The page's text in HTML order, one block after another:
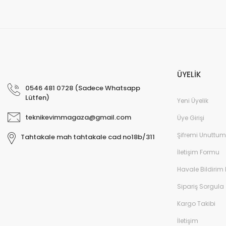
0546 481 0728 (Sadece Whatsapp
Lütfen)
teknikevimmagaza@gmail.com
Tahtakale mah tahtakale cad no18b/311
ÜYELİK
Yeni Üyelik
Üye Girişi
Şifremi Unuttum
İletişim Formu
Havale Bildirim
Sipariş Sorgula
Kargo Takibi
İletişim